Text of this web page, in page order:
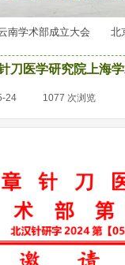
学术部成立大会 北京
刀医学研究院上海
24 1077 次浏览